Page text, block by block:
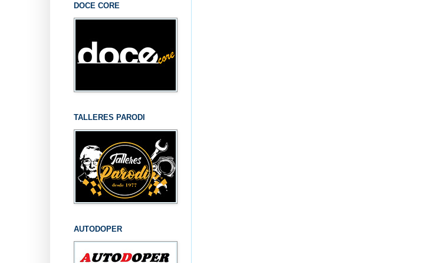
DOCE CORE
TALLERES PARODI
AUTODOPER